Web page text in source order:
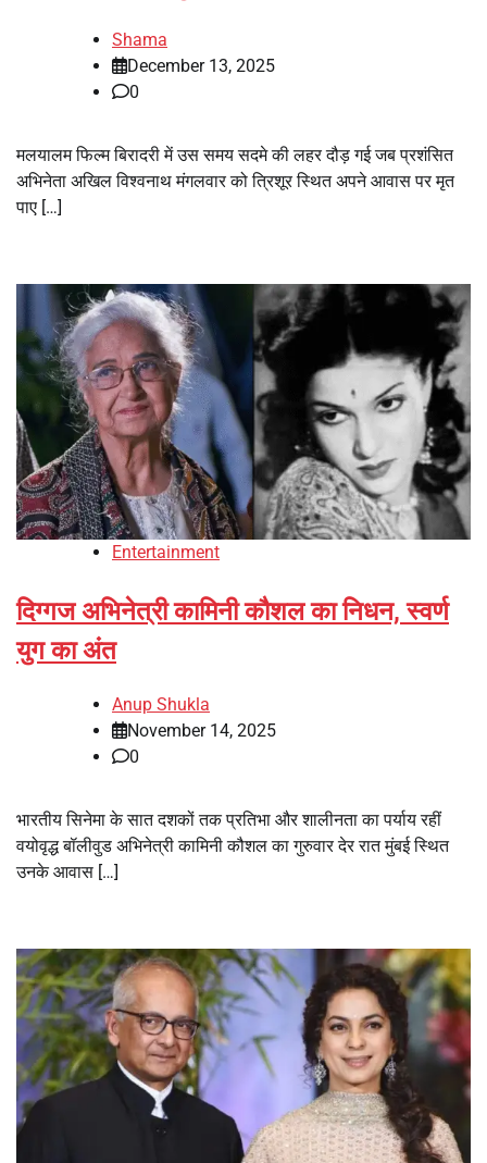
Shama
December 13, 2025
0
मलयालम फिल्म बिरादरी में उस समय सदमे की लहर दौड़ गई जब प्रशंसित
अभिनेता अखिल विश्वनाथ मंगलवार को त्रिशूर स्थित अपने आवास पर मृत
पाए […]
Entertainment
दिग्गज अभिनेत्री कामिनी कौशल का निधन, स्वर्ण
युग का अंत
Anup Shukla
November 14, 2025
0
भारतीय सिनेमा के सात दशकों तक प्रतिभा और शालीनता का पर्याय रहीं
वयोवृद्ध बॉलीवुड अभिनेत्री कामिनी कौशल का गुरुवार देर रात मुंबई स्थित
उनके आवास […]